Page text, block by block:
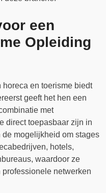
een
Opleiding
en toerisme biedt
geeft het hen een
met
direct toepasbaar zijn in
mogelijkheid om stages
hotels,
waardoor ze
netwerken